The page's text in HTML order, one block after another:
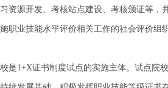
资源开发、考核站点建设、考核颁证等，
职业技能水平评价相关工作的社会评价
1+X证书制度试点的实施主体。试点院校